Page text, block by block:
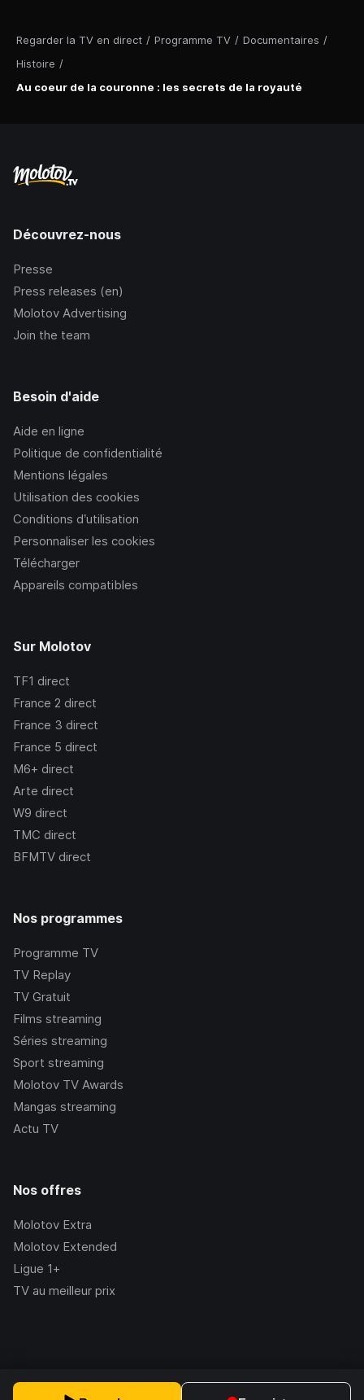
Regarder la TV en direct / Programme TV / Documentaires /
Histoire /
Au coeur de la couronne : les secrets de la royauté
Découvrez-nous
Presse
Press releases (en)
Molotov Advertising
Join the team
Besoin d'aide
Aide en ligne
Politique de confidentialité
Mentions légales
Utilisation des cookies
Conditions d’utilisation
Personnaliser les cookies
Télécharger
Appareils compatibles
Sur Molotov
TF1 direct
France 2 direct
France 3 direct
France 5 direct
M6+ direct
Arte direct
W9 direct
TMC direct
BFMTV direct
Nos programmes
Programme TV
TV Replay
TV Gratuit
Films streaming
Séries streaming
Sport streaming
Molotov TV Awards
Mangas streaming
Actu TV
Nos offres
Molotov Extra
Molotov Extended
Ligue 1+
TV au meilleur prix
2.228.1